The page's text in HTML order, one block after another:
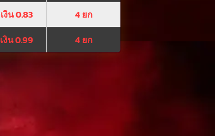
งิน 0.83
4 ยก
งิน 0.99 4 ยก